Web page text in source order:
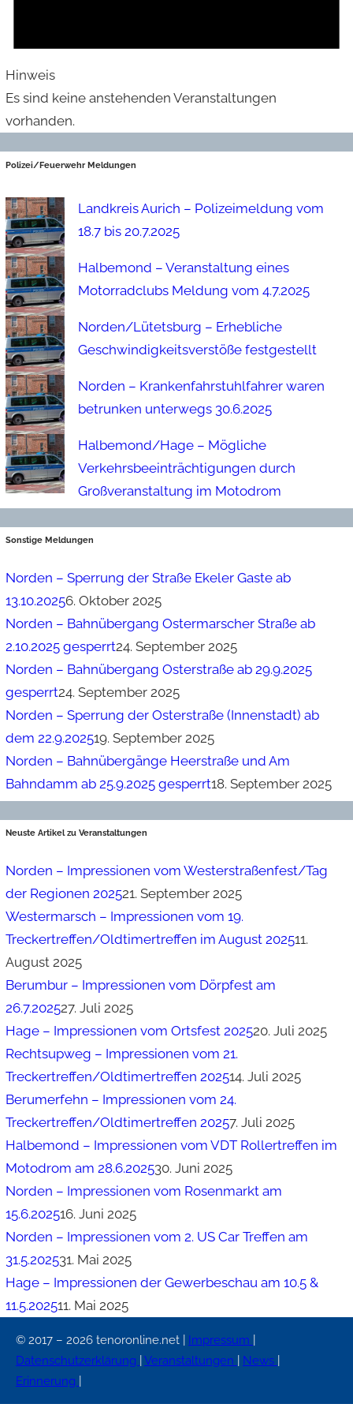
Hinweis
Es sind keine anstehenden Veranstaltungen
vorhanden.
Polizei/Feuerwehr Meldungen
Landkreis Aurich – Polizeimeldung vom
18.7 bis 20.7.2025
Halbemond – Veranstaltung eines
Motorradclubs Meldung vom 4.7.2025
Norden/Lütetsburg – Erhebliche
Geschwindigkeitsverstöße festgestellt
Norden – Krankenfahrstuhlfahrer waren
betrunken unterwegs 30.6.2025
Halbemond/Hage – Mögliche
Verkehrsbeeinträchtigungen durch
Großveranstaltung im Motodrom
Sonstige Meldungen
Norden – Sperrung der Straße Ekeler Gaste ab
13.10.20256. Oktober 2025
Norden – Bahnübergang Ostermarscher Straße ab
2.10.2025 gesperrt24. September 2025
Norden – Bahnübergang Osterstraße ab 29.9.2025
gesperrt24. September 2025
Norden – Sperrung der Osterstraße (Innenstadt) ab
dem 22.9.202519. September 2025
Norden – Bahnübergänge Heerstraße und Am
Bahndamm ab 25.9.2025 gesperrt18. September 2025
Neuste Artikel zu Veranstaltungen
Norden – Impressionen vom Westerstraßenfest/Tag
der Regionen 202521. September 2025
Westermarsch – Impressionen vom 19.
Treckertreffen/Oldtimertreffen im August 202511.
August 2025
Berumbur – Impressionen vom Dörpfest am
26.7.202527. Juli 2025
Hage – Impressionen vom Ortsfest 202520. Juli 2025
Rechtsupweg – Impressionen vom 21.
Treckertreffen/Oldtimertreffen 202514. Juli 2025
Berumerfehn – Impressionen vom 24.
Treckertreffen/Oldtimertreffen 20257. Juli 2025
Halbemond – Impressionen vom VDT Rollertreffen im
Motodrom am 28.6.202530. Juni 2025
Norden – Impressionen vom Rosenmarkt am
15.6.202516. Juni 2025
Norden – Impressionen vom 2. US Car Treffen am
31.5.202531. Mai 2025
Hage – Impressionen der Gewerbeschau am 10.5 &
11.5.202511. Mai 2025
© 2017 – 2026 tenoronline.net | Impressum
Datenschutzerklärung
Veranstaltungen News
Erinnerung